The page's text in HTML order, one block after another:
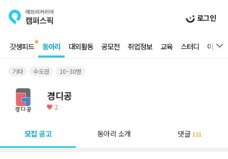
로그인
갓생피드 동아리 대외활동 공모전 취업정보 교육 스터디 이벤트
기타 수도권 10~30명
경디공
2
모집 공고 동아리 소개 댓글 121